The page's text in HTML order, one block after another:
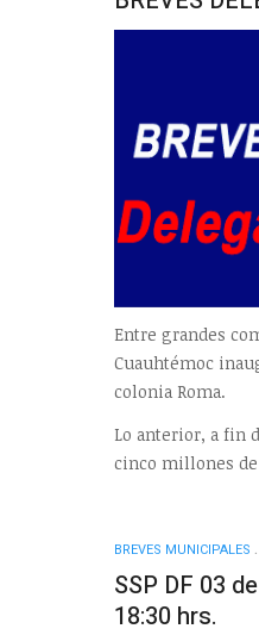
Entre grandes
Cuauhtémoc
colonia Roma.
Lo anterior, a fin
cinco millones
BREVES MUNICIPALES
SSP DF 03
18:30 hrs.